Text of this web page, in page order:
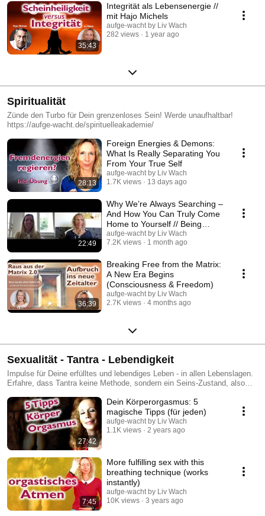
35:43
Integrität als Lebensenergie //
mit Hajo Michels
aufge-wacht by Liv Wach
282 views
1 year ago
Spiritualität
Zünde den Turbo für Dein grenzenloses Sein! Werde unaufhaltbar!
https://aufge-wacht.de/spirituelleakademie/
28:13
Foreign Energies & Demons:
What Is Really Separating You
From Your True Self
aufge-wacht by Liv Wach
1.7K views
13 days ago
22:49
Why We’re Always Searching –
And How You Can Truly Come
Home to Yourself // Being
Congress
aufge-wacht by Liv Wach
7.2K views
1 month ago
36:39
Breaking Free from the Matrix:
A New Era Begins
(Consciousness & Freedom)
aufge-wacht by Liv Wach
2.7K views
4 months ago
Sexualität - Tantra - Lebendigkeit
Impulse für Deine erfülltes und lebendiges Leben - in allen Lebenslagen.
Erfahre, dass Tantra keine Methode, sondern ein Seins-Zustand, also
grenzenlose Fülle. https://aufge-wacht.de/retreat-koerperorgasmuskraft-
die-revolution-deiner-lebensenergie/
27:42
Dein Körperorgasmus: 5
magische Tipps (für jeden)
aufge-wacht by Liv Wach
1.1K views
2 years ago
7:45
More fulfilling sex with this
breathing technique (works
instantly)
aufge-wacht by Liv Wach
10K views
3 years ago